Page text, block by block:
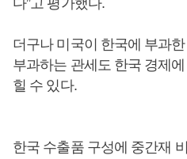
다”고 평가했다.
더구나 미국이 한국에 부과
부과하는 관세도 한국 경제
힐 수 있다.
한국 수출품 구성에 중간재